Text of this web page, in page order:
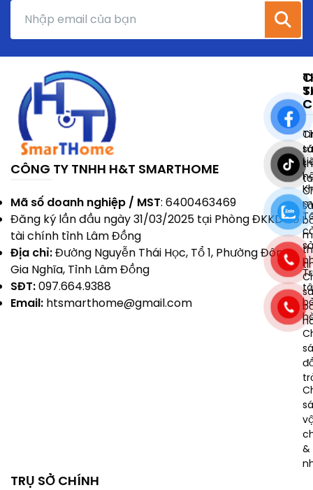
CÔNG TY TNHH H&T SMARTHOME
Mã số doanh nghiệp / MST: 6400463469
Đăng ký lần đầu ngày 31/03/2025 tại Phòng ĐKKD Sở
tài chính tỉnh Lâm Đồng
Địa chỉ:Đường Nguyễn Thái Học, Tổ 1, Phường Đông
Gia Nghĩa, Tỉnh Lâm Đồng
SĐT:097.664.9388
Email: htsmarthome@gmail.com
&
TRỤ SỞ CHÍNH